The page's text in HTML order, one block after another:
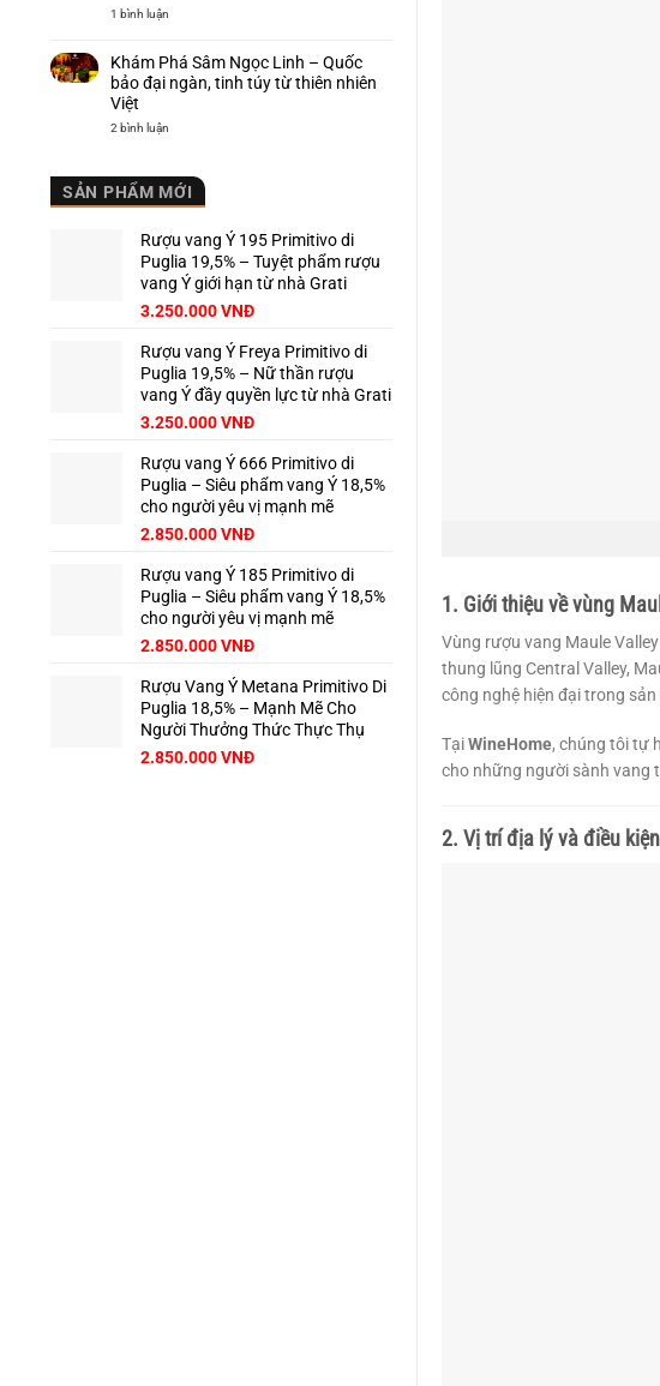
1 bình luận
Cap
de
Mourlin
Vùng
Saint-
Émilion
Khám Phá Sâm Ngọc Linh – Quốc
bảo đại ngàn, tinh túy từ thiên nhiên
Việt
2 bình luận
Ngọc
Linh
–
đại
ngàn,
tinh
túy
thiên
SẢN PHẨM MỚI
Rượu vang Ý 195 Primitivo di
Puglia 19,5% – Tuyệt phẩm rượu
vang Ý giới hạn từ nhà Grati
3.250.000VNĐ
Rượu vang Ý Freya Primitivo di
Puglia 19,5% – Nữ thần rượu
vang Ý đầy quyền lực từ nhà Grati
3.250.000VNĐ
Rượu vang Ý 666 Primitivo di
Puglia – Siêu phẩm vang Ý 18,5%
cho người yêu vị mạnh mẽ
2.850.000VNĐ
Rượu vang Ý 185 Primitivo di
Puglia – Siêu phẩm vang Ý 18,5%
cho người yêu vị mạnh mẽ
2.850.000VNĐ
Rượu Vang Ý Metana Primitivo Di
Puglia 18,5% – Mạnh Mẽ Cho
Người Thưởng Thức Thực Thụ
2.850.000VNĐ
1. Giới thiệu về vùng
Vùng rượu vang Maule
thung lũng Central Valley,
công nghệ hiện đại trong
TạiWineHome, chúng tôi tự
cho những người sành vang
2. Vị trí địa lý và điều